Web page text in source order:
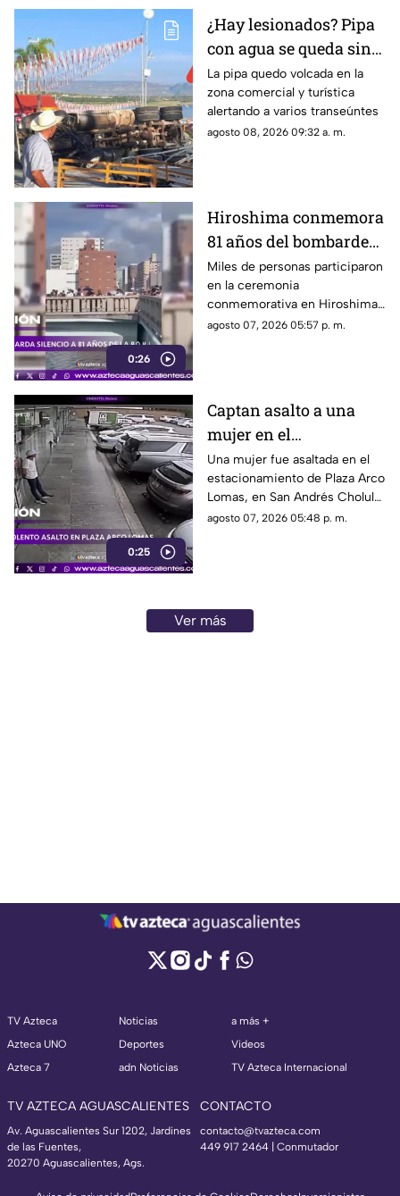
¿Hay lesionados? Pipa
con agua se queda sin
frenos y termina en
volcadura en San José
de Gracia
La pipa quedo volcada en la
zona comercial y turística
alertando a varios transeúntes
agosto 08, 2026 09:32 a. m.
0:26
Hiroshima conmemora
81 años del bombardeo
atómico con un minuto
de silencio
Miles de personas participaron
en la ceremonia
conmemorativa en Hiroshima,
donde se recordó a las
agosto 07, 2026 05:57 p. m.
0:25
Captan asalto a una
mujer en el
estacionamiento de
Plaza Arco Lomas
Una mujer fue asaltada en el
estacionamiento de Plaza Arco
Lomas, en San Andrés Cholula.
El ataque quedó registrado por
agosto 07, 2026 05:48 p. m.
Ver más
TV Azteca
Azteca UNO
Azteca 7
Noticias
Deportes
adn Noticias
a más +
Videos
TV Azteca Internacional
TV AZTECA AGUASCALIENTES
Av. Aguascalientes Sur 1202, Jardines
de las Fuentes,
20270 Aguascalientes, Ags.
CONTACTO
contacto@tvazteca.com
449 917 2464 | Conmutador